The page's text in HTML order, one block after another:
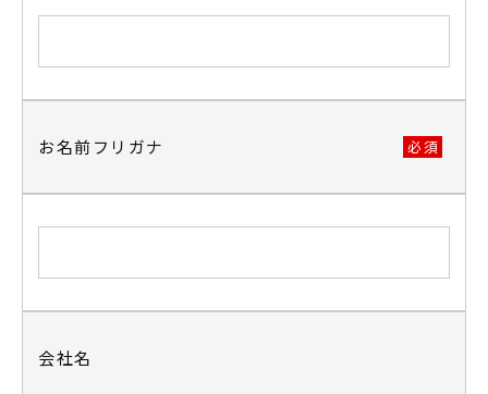
お名前フリガナ
会社名